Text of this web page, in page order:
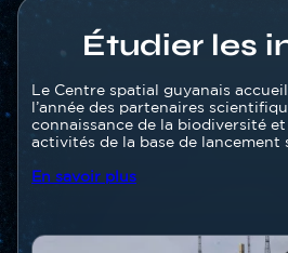
Étudier les
Texte
Le Centre spatial guyanais
l’année des partenaires
connaissance de la biodiversité
activités de la base de lancement
En savoir plus
Image
Image